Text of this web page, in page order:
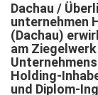
Dachau /
unter­nehmen
(Dachau)
am
Holding-
und Diplom-